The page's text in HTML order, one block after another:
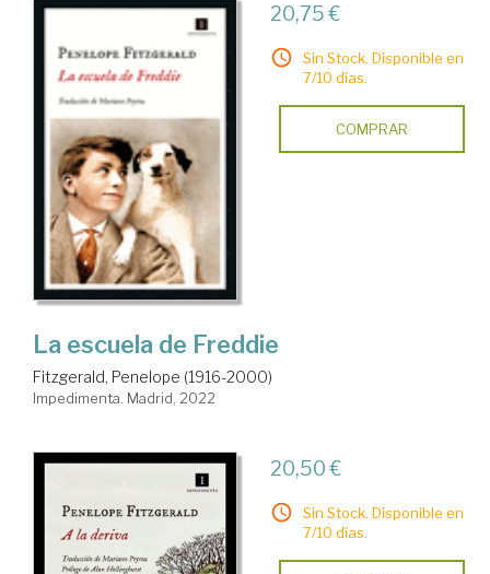
20,75 €
Sin Stock. Disponible en
7/10 días.
COMPRAR
La escuela de Freddie
Fitzgerald, Penelope (1916-2000)
Impedimenta. Madrid, 2022
20,50 €
Sin Stock. Disponible en
7/10 días.